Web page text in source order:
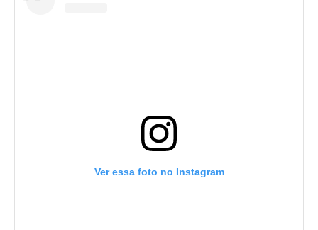
Ver essa foto no Instagram